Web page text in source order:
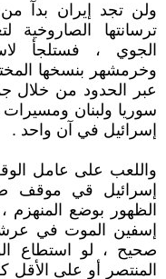
ولن تجد إيران بدآ
ترسانتها
الجوي ، فستلجأ
وخرمشهر بنسخها
عبر الحدود من خلال
سوريا ولبنان
إسرائيل في آن واحد .
واللعب على عامل
إسرائيل قي موقف
الظهور بوضع المنهزم
إسفين الموت في
صحيح ، لو استطاع
المنتصر أو على